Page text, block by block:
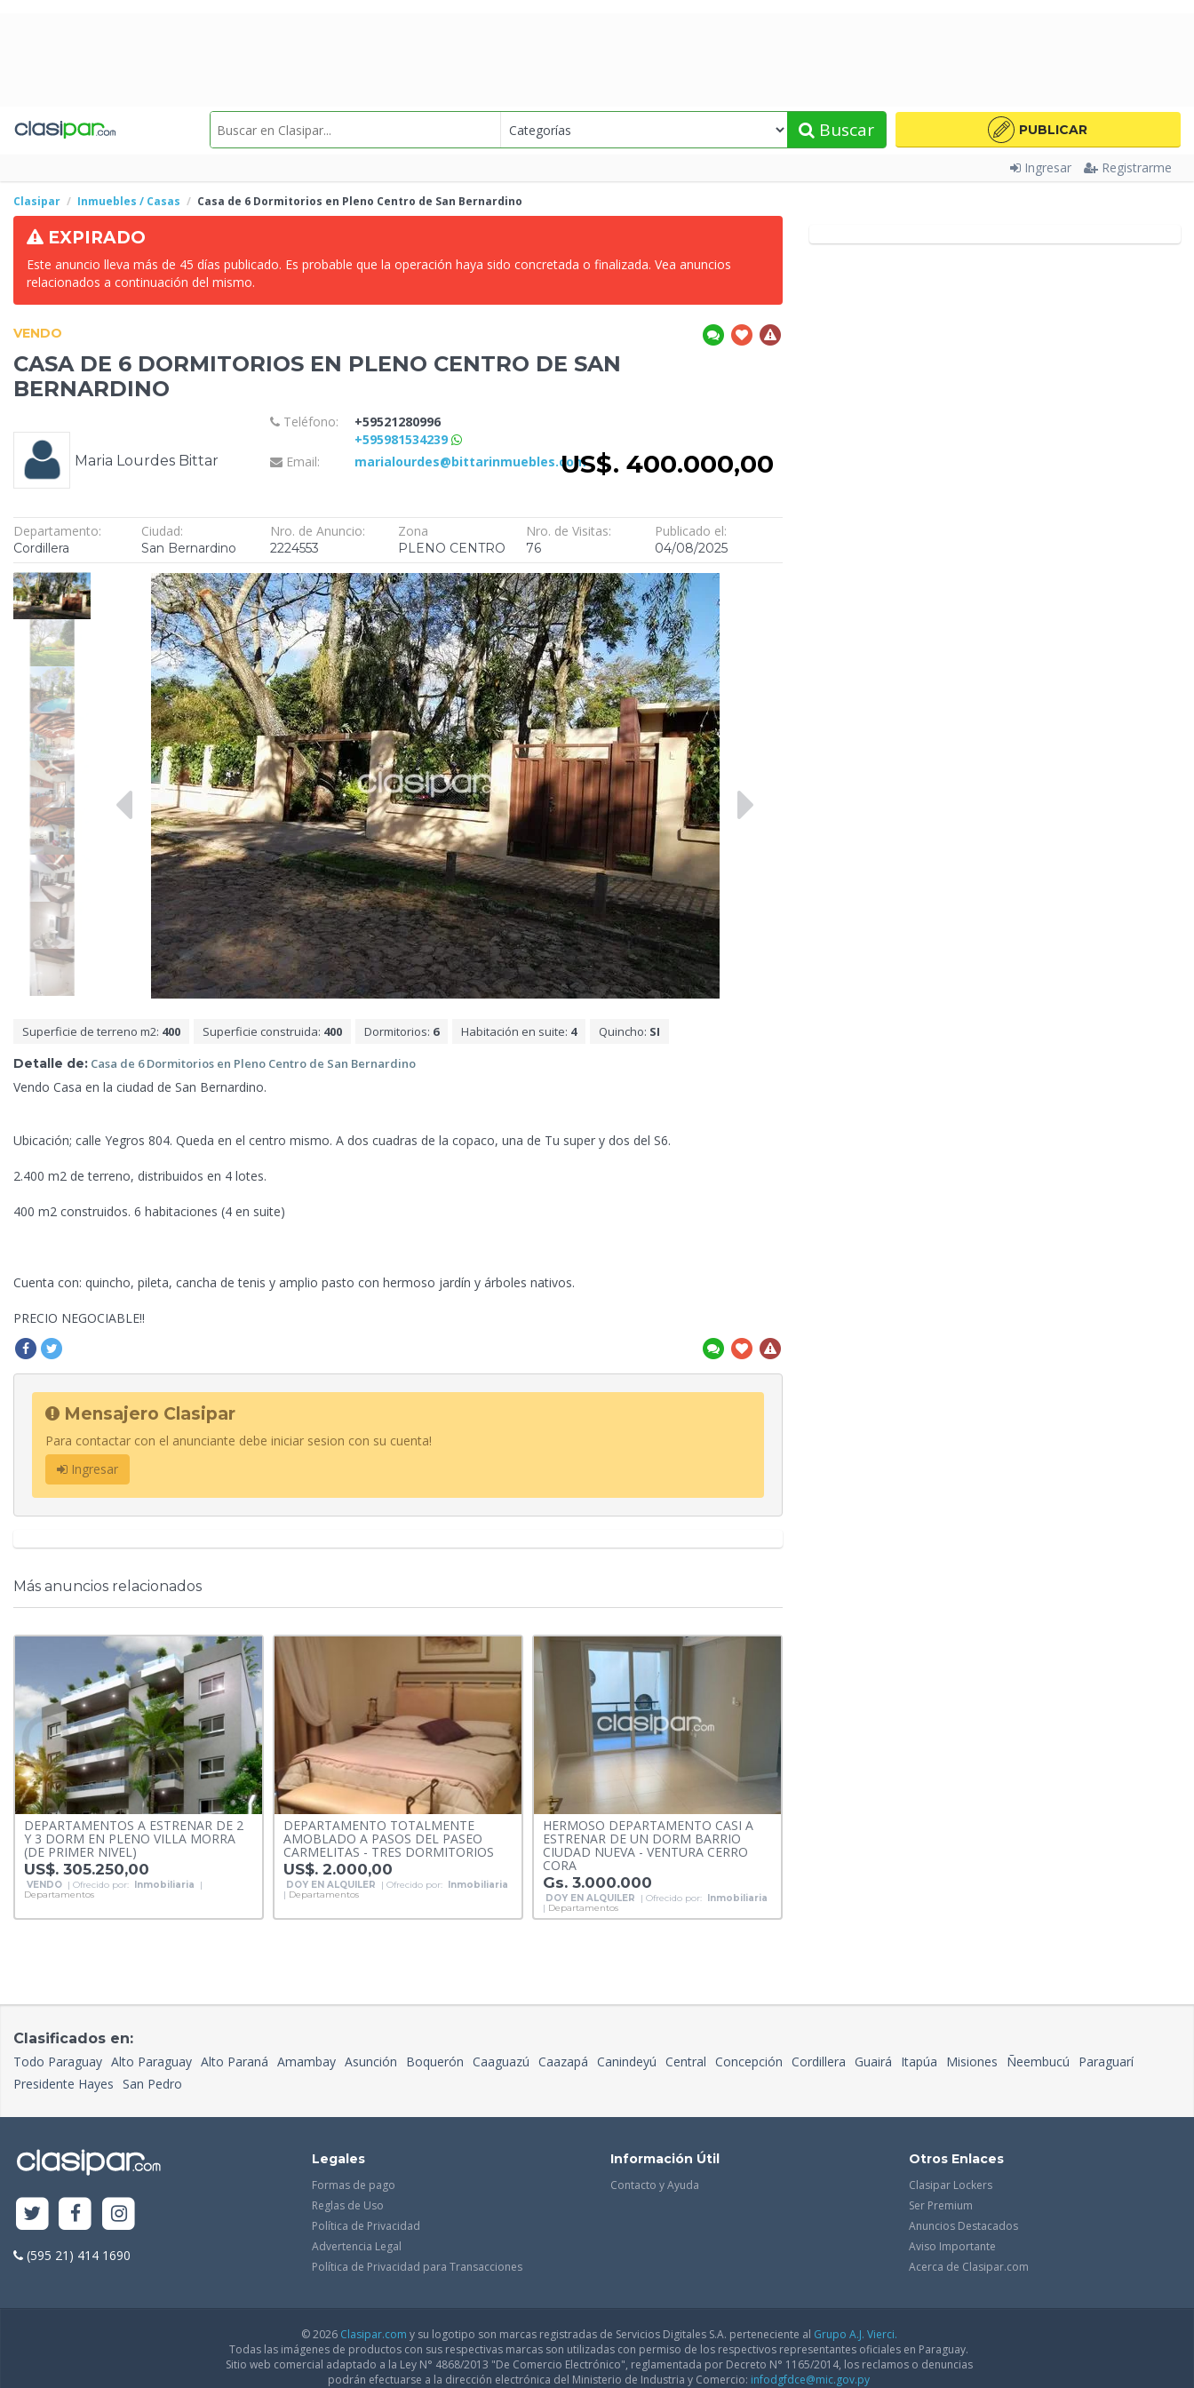
Buscar PUBLICAR
Ingresar Registrarme
Clasipar Inmuebles / Casas Casa de 6 Dormitorios en Pleno Centro de San Bernardino
EXPIRADO
Este anuncio lleva más de 45 días publicado. Es probable que la operación haya sido concretada o finalizada. Vea anuncios
relacionados a continuación del mismo.
VENDO
CASA DE 6 DORMITORIOS EN PLENO CENTRO DE SAN
BERNARDINO
Maria Lourdes Bittar
Teléfono:
+59521280996
+595981534239
Email:
marialourdes@bittarinmuebles.comUS$. 400.000,00
Departamento:
Cordillera
Ciudad:
San Bernardino
Nro. de Anuncio:
2224553
Zona
PLENO CENTRO
Nro. de Visitas:
76
Publicado el:
04/08/2025
Superficie de terreno m2: 400 Superficie construida: 400 Dormitorios: 6 Habitación en suite: 4 Quincho: SI
Detalle de: Casa de 6 Dormitorios en Pleno Centro de San Bernardino
Vendo Casa en la ciudad de San Bernardino.
Ubicación; calle Yegros 804. Queda en el centro mismo. A dos cuadras de la copaco, una de Tu super y dos del S6.
2.400 m2 de terreno, distribuidos en 4 lotes.
400 m2 construidos. 6 habitaciones (4 en suite)
Cuenta con: quincho, pileta, cancha de tenis y amplio pasto con hermoso jardín y árboles nativos.
PRECIO NEGOCIABLE!!
Mensajero Clasipar
Para contactar con el anunciante debe iniciar sesion con su cuenta!
Ingresar
Más anuncios relacionados
DEPARTAMENTOS A ESTRENAR DE 2
Y 3 DORM EN PLENO VILLA MORRA
(DE PRIMER NIVEL)
US$. 305.250,00
VENDO | Ofrecido por: Inmobiliaria
|
Departamentos
DEPARTAMENTO TOTALMENTE
AMOBLADO A PASOS DEL PASEO
CARMELITAS - TRES DORMITORIOS
US$. 2.000,00
DOY EN ALQUILER | Ofrecido por:
Inmobiliaria
| Departamentos
HERMOSO DEPARTAMENTO CASI A
ESTRENAR DE UN DORM BARRIO
CIUDAD NUEVA - VENTURA CERRO
CORA
Gs. 3.000.000
DOY EN ALQUILER | Ofrecido por:
Inmobiliaria
| Departamentos
Clasificados en:
Todo Paraguay Alto Paraguay Alto Paraná Amambay Asunción Boquerón Caaguazú Caazapá Canindeyú Central Concepción Cordillera Guairá Itapúa Misiones Ñeembucú
Paraguarí
Presidente Hayes San Pedro
(595 21) 414 1690
Legales
Formas de pago
Reglas de Uso
Política de Privacidad
Advertencia Legal
Política de Privacidad para Transacciones
Información Útil
Contacto y Ayuda
Otros Enlaces
Clasipar Lockers
Ser Premium
Anuncios Destacados
Aviso Importante
Acerca de Clasipar.com
© 2026 Clasipar.com y su logotipo son marcas registradas de Servicios Digitales S.A. perteneciente al Grupo A.J. Vierci.
Todas las imágenes de productos con sus respectivas marcas son utilizadas con permiso de los respectivos representantes oficiales en Paraguay.
Sitio web comercial adaptado a la Ley N° 4868/2013 "De Comercio Electrónico", reglamentada por Decreto N° 1165/2014, los reclamos o denuncias
podrán efectuarse a la dirección electrónica del Ministerio de Industria y Comercio: infodgfdce@mic.gov.py